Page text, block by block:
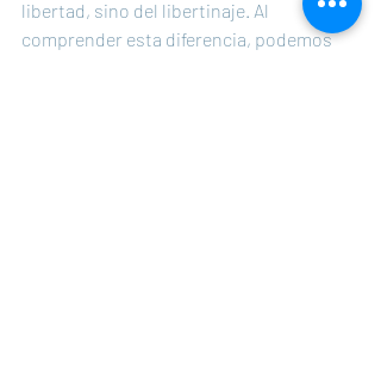
libertad, sino del libertinaje. Al
comprender esta diferencia, podemos